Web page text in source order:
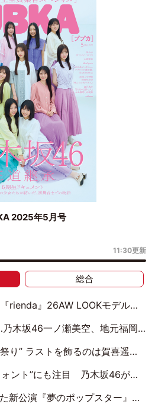
2025年5月号
11:30更新
総合
』26AW LOOKモデルに就任
空、地元福岡『めんべい25周年トップサポーター』に就任
遥香…5年ぶりの登場に「5年分大人になった私を見ていただけたら」
目 乃木坂46が挑んだ書道パフォーマンスの舞台裏
のポップスター』 初日から全身全霊のステージ